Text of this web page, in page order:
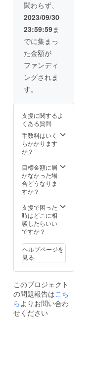
を記入
してく
ださ
い。
関わらず、
2023/09/30
23:59:59ま
でに集まっ
た金額が
ファンディ
ングされま
す。
支援に関するよ
くある質問
手数料はいく
らかかります
か？
目標金額に届
かなかった場
合どうなりま
すか？
支援で困った
時はどこに相
談したらいい
ですか？
ヘルプページを
見る
このプロジェクト
の問題報告はこち
ら よりお問い合わ
せください